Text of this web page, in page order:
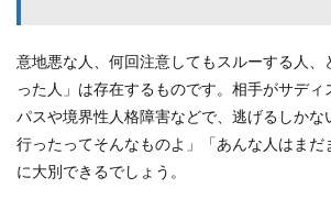
意地悪な人、何回注意してもスルーする人、
った人」は存在するものです。相手がサディ
パスや境界性人格障害などで、逃げるしかな
行ったってそんなものよ」「あんな人はまだ
に大別できるでしょう。